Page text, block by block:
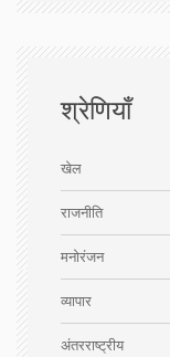
श्रेणियाँ
खेल
राजनीति
मनोरंजन
व्यापार
अंतरराष्ट्रीय